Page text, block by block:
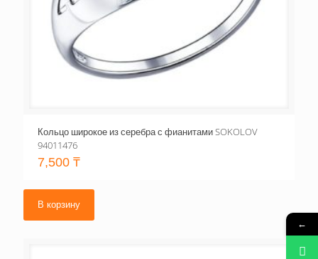
Кольцо широкое из серебра с фианитами SOKOLOV
94011476
7,500 ₸
В корзину
←